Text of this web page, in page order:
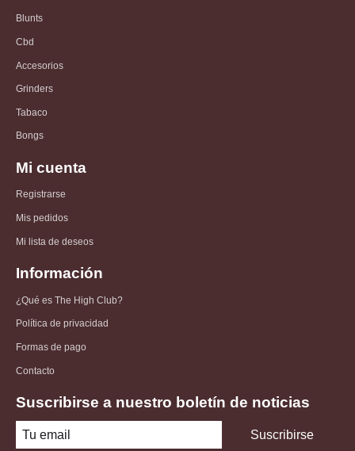
Blunts
Cbd
Accesorios
Grinders
Tabaco
Bongs
Mi cuenta
Registrarse
Mis pedidos
Mi lista de deseos
Información
¿Qué es The High Club?
Política de privacidad
Formas de pago
Contacto
Suscribirse a nuestro boletín de noticias
Suscribirse